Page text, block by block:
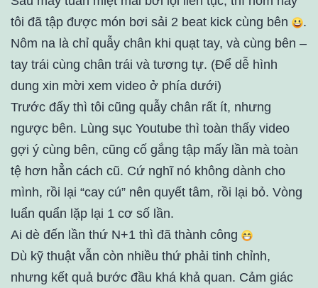
tôi đã tập được món bơi sải 2 beat kick cùng bên
.
Nôm na là chỉ quẫy chân khi quạt tay, và cùng bên –
tay trái cùng chân trái và tương tự. (Để dễ hình
dung xin mời xem video ở phía dưới)
Trước đấy thì tôi cũng quẫy chân rất ít, nhưng
ngược bên. Lùng sục Youtube thì toàn thấy video
gợi ý cùng bên, cũng cố gắng tập mấy lần mà toàn
tệ hơn hẳn cách cũ. Cứ nghĩ nó không dành cho
mình, rồi lại “cay cú” nên quyết tâm, rồi lại bỏ. Vòng
luẩn quẩn lặp lại 1 cơ số lần.
Ai dè đến lần thứ N+1 thì đã thành công
Dù kỹ thuật vẫn còn nhiều thứ phải tinh chỉnh,
nhưng kết quả bước đầu khá khả quan. Cảm giác